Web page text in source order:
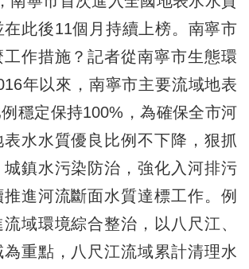
此後11個月持續上榜。南寧市
作措施？記者從南寧市生態環
年以來，南寧市主要流域地表
穩定保持100%，為確保全市河
水水質優良比例不下降，狠抓
鎮水污染防治，強化入河排污
進河流斷面水質達標工作。例
域環境綜合整治，以八尺江、
重點，八尺江流域累計清理水